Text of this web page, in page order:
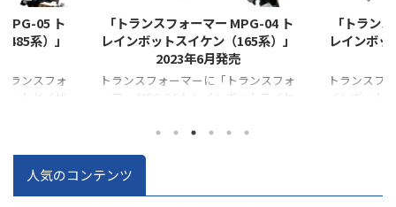
04 ト
系）」
ランスフォ
ットスイケ
「トランスフォーマー MPG-03 ト
レインボットユキカゼ（200系）」
2023年2月発売
トランスフォーマーに「MPG-03 トレ
インボットユキカゼ」が登場！！ 発
ト５種と合体させて、「ライデン」を
「トラン
レインボ
トランスフ
インボット
人気のコンテンツ